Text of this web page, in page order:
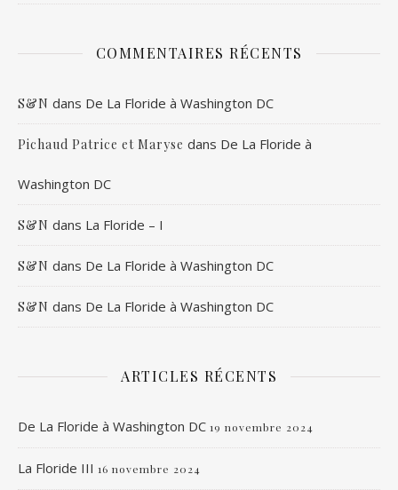
COMMENTAIRES RÉCENTS
S&N dans De La Floride à Washington DC
Pichaud Patrice et Maryse dans De La Floride à
Washington DC
S&N dans La Floride – I
S&N dans De La Floride à Washington DC
S&N dans De La Floride à Washington DC
ARTICLES RÉCENTS
De La Floride à Washington DC 19 novembre 2024
La Floride III 16 novembre 2024